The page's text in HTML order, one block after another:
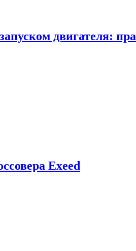
двигателя:
Exeed